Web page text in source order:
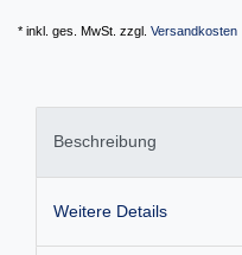
* inkl. ges. MwSt. zzgl. Versandkosten
Beschreibung
Weitere Details